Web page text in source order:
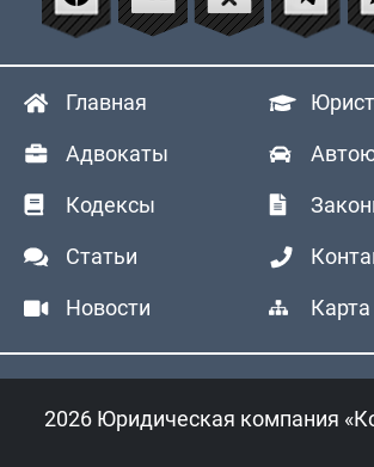
Главная
Адвокаты
Кодексы
Статьи
Новости
2026 Юридическая компания